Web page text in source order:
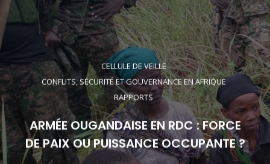
CELLULE DE VEILLE
CONFLITS, SÉCURITÉ ET GOUVERNANCE EN AFRIQUE
RAPPORTS
ARMÉE OUGANDAISE EN RDC : FORCE
DE PAIX OU PUISSANCE OCCUPANTE ?